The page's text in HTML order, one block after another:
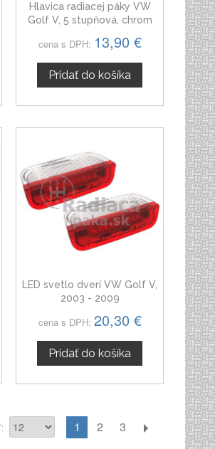
Hlavica radiacej páky VW
Golf V, 5 stupňová, chrom
cena s DPH: 13,90 €
Pridať do košíka
LED svetlo dverí VW Golf V,
2003 - 2009
cena s DPH: 20,30 €
Pridať do košíka
1 2 3